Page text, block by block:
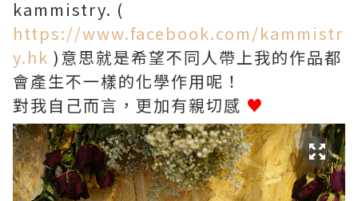
kammistry. (
https://www.facebook.com/kammistr
y.hk )意思就是希望不同人帶上我的作品都
會產生不一樣的化學作用呢！
對我自己而言，更加有親切感 ♥